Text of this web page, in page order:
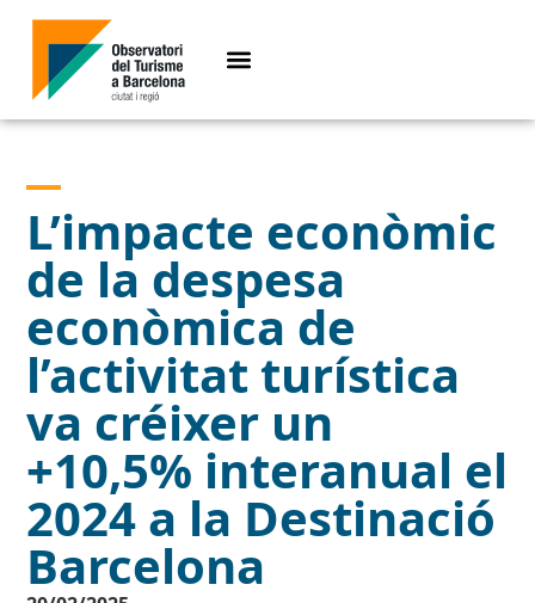
L’impacte econòmic
de la despesa
econòmica de
l’activitat turística
va créixer un
+10,5% interanual el
2024 a la Destinació
Barcelona